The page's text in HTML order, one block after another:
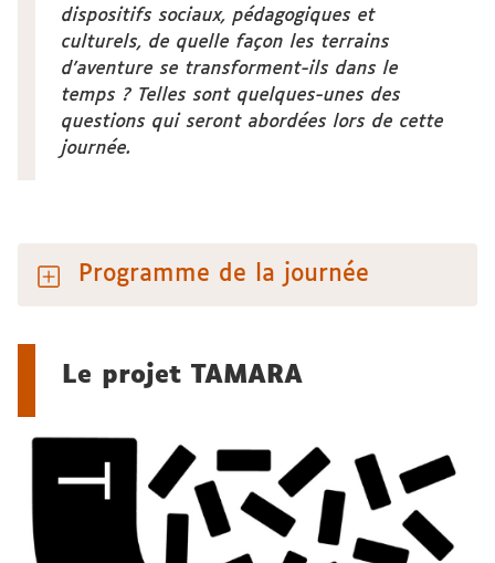
dispositifs sociaux, pédagogiques et
culturels, de quelle façon les terrains
d’aventure se transforment-ils dans le
temps ? Telles sont quelques-unes des
questions qui seront abordées lors de cette
journée.
Programme de la journée
Le projet TAMARA